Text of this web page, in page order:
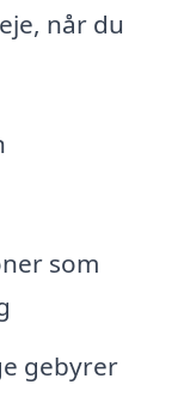
når du
som
gebyrer